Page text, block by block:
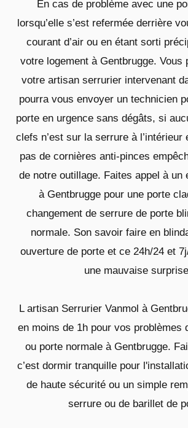
En cas de problème avec une
lorsqu’elle s’est refermée derrière
courant d’air ou en étant sorti
votre logement à Gentbrugge. Vous
votre artisan serrurier intervenant
pourra vous envoyer un technicien
porte en urgence sans dégâts, si
clefs n’est sur la serrure à l’intérieur
pas de cornières anti-pinces
de notre outillage. Faites appel à un
à Gentbrugge pour une porte
changement de serrure de porte
normale. Son savoir faire en
ouverture de porte et ce 24h/24 et
une mauvaise
L artisan Serrurier Vanmol à
en moins de 1h pour vos problèmes
ou porte normale à Gentbrugge.
c’est dormir tranquille pour
de haute sécurité ou un simple
serrure ou de barillet de